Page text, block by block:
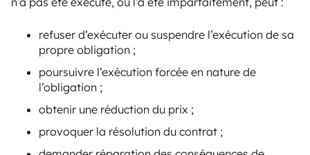
refuser d’exécuter ou suspendre l’exécution de sa
propre obligation ;
poursuivre l’exécution forcée en nature de
l’obligation ;
obtenir une réduction du prix ;
provoquer la résolution du contrat ;